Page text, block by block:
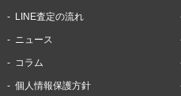
LINE査定の流れ
ニュース
コラム
個人情報保護方針